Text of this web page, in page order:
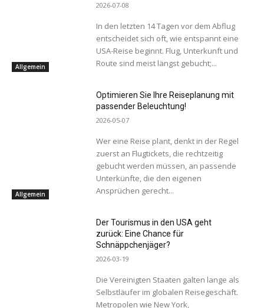
Allgemein
2026-07-08
In den letzten 14 Tagen vor dem Abflug
entscheidet sich oft, wie entspannt eine
USA-Reise beginnt. Flug, Unterkunft und
Route sind meist längst gebucht;...
Allgemein
Optimieren Sie Ihre Reiseplanung mit
passender Beleuchtung!
2026-05-07
Wer eine Reise plant, denkt in der Regel
zuerst an Flugtickets, die rechtzeitig
gebucht werden müssen, an passende
Unterkünfte, die den eigenen
Ansprüchen gerecht...
Der Tourismus in den USA geht
zurück: Eine Chance für
Schnäppchenjäger?
2026-03-19
Die Vereinigten Staaten galten lange als
Selbstläufer im globalen Reisegeschäft.
Metropolen wie New York,